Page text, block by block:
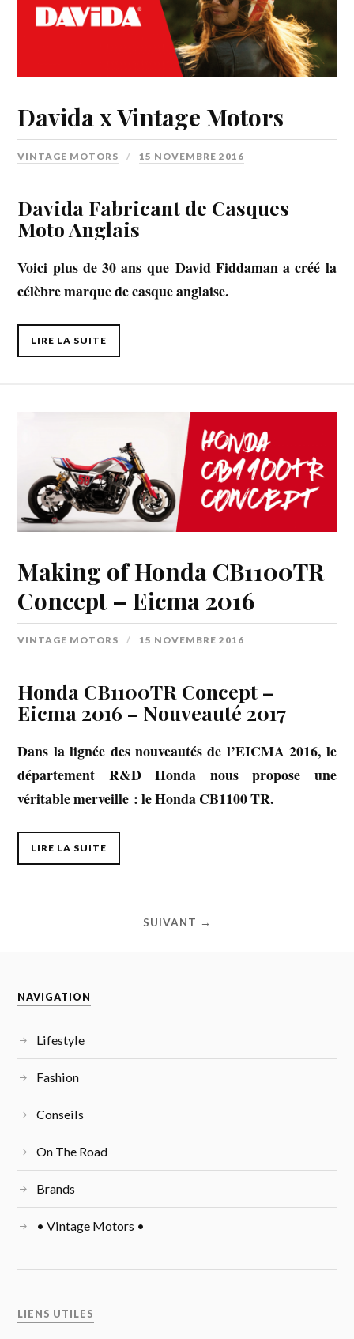
Davida x Vintage Motors
VINTAGE MOTORS 15 NOVEMBRE 2016
Davida Fabricant de Casques
Moto Anglais
Voici plus de 30 ans que David Fiddaman a créé la
célèbre marque de casque anglaise.
LIRE LA SUITE
Making of Honda CB1100TR
Concept – Eicma 2016
VINTAGE MOTORS 15 NOVEMBRE 2016
Honda CB1100TR Concept –
Eicma 2016 – Nouveauté 2017
Dans la lignée des nouveautés de l’EICMA 2016, le
département R&D Honda nous propose une
véritable merveille : le Honda CB1100 TR.
LIRE LA SUITE
SUIVANT →
NAVIGATION
Lifestyle
Fashion
Conseils
On The Road
Brands
• Vintage Motors •
LIENS UTILES